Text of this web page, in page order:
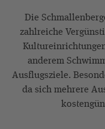
Die
zahlreiche
anderem
Ausflugsziele.
da sich mehrere